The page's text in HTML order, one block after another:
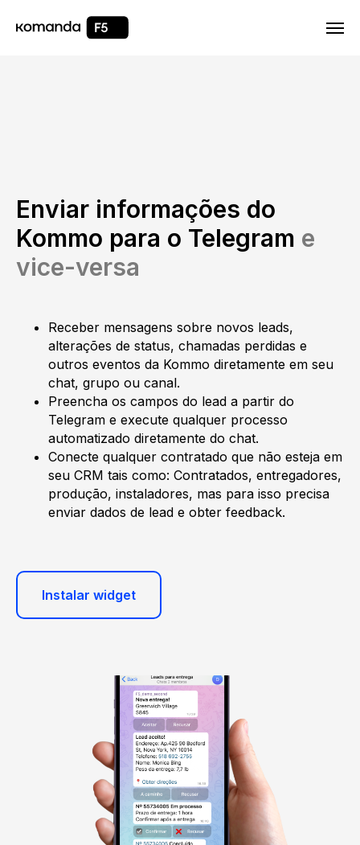
Html code will be here
Enviar informações do
Kommo para o Telegram e
vice-versa
Receber mensagens sobre novos leads,
alterações de status, chamadas perdidas e
outros eventos da Kommo diretamente em seu
chat, grupo ou canal.
Preencha os campos do lead a partir do
Telegram e execute qualquer processo
automatizado diretamente do chat.
Conecte qualquer contratado que não esteja em
seu CRM tais como: Contratados, entregadores,
produção, instaladores, mas para isso precisa
enviar dados de lead e obter feedback.
Instalar widget